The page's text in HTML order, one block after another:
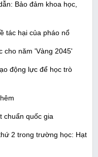
Bảo đảm khoa học,
tác hại của pháo nổ
cho năm 'Vàng 2045'
động lực để học trò
chuẩn quốc gia
2 trong trường học: Hạt